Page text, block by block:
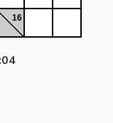
16